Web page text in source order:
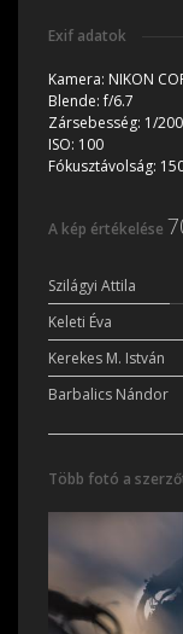
Exif adatok
Kamera: NIKON
Blende:f/6.7
Zársebesség: 1/
ISO: 100
Fókusztávolság:
A kép értékelése
Szilágyi Attila
Keleti Éva
Kerekes M. István
Barbalics Nándor
Több fotó a